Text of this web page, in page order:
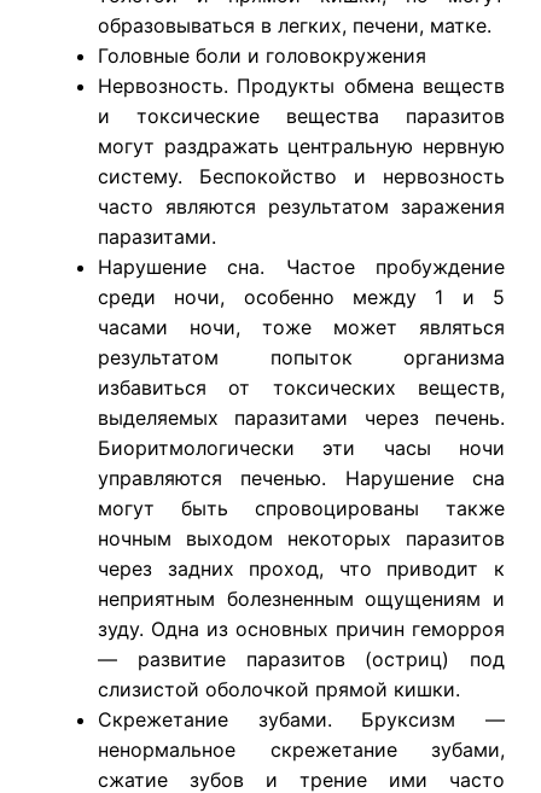
образовываться в легких, печени, матке.
Головные боли и головокружения
Нервозность. Продукты обмена веществ
и токсические вещества паразитов
могут раздражать центральную нервную
систему. Беспокойство и нервозность
часто являются результатом заражения
паразитами.
Нарушение сна. Частое пробуждение
среди ночи, особенно между 1 и 5
часами ночи, тоже может являться
результатом попыток организма
избавиться от токсических веществ,
выделяемых паразитами через печень.
Биоритмологически эти часы ночи
управляются печенью. Нарушение сна
могут быть спровоцированы также
ночным выходом некоторых паразитов
через задних проход, что приводит к
неприятным болезненным ощущениям и
зуду. Одна из основных причин геморроя
— развитие паразитов (остриц) под
слизистой оболочкой прямой кишки.
Скрежетание зубами. Бруксизм —
ненормальное скрежетание зубами,
сжатие зубов и трение ими часто